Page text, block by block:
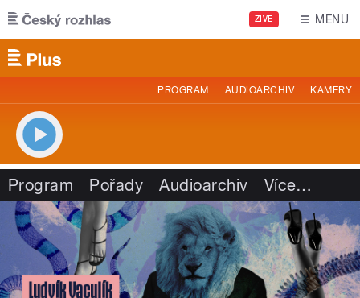
Přejít k hlavnímu obsahu
ŽIVĚ MENU
PROGRAM AUDIOARCHIV KAMERY
Program Pořady Audioarchiv Více…